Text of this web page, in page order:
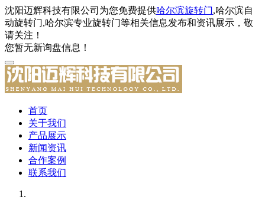
沈阳迈辉科技有限公司为您免费提供哈尔滨旋转门,哈尔滨自
动旋转门,哈尔滨专业旋转门等相关信息发布和资讯展示，敬
请关注！
您暂无新询盘信息！
首页
关于我们
产品展示
新闻资讯
合作案例
联系我们